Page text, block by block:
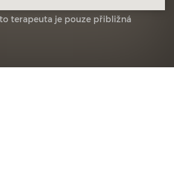
terapeuta je pouze přibližná